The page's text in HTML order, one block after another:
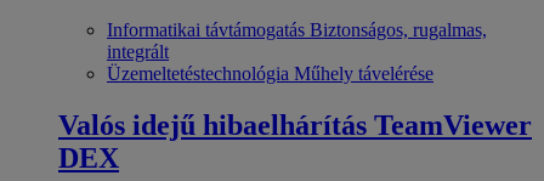
Informatikai távtámogatás Biztonságos, rugalmas,
integrált
Üzemeltetéstechnológia Műhely távelérése
Valós idejű hibaelhárítás TeamViewer
DEX